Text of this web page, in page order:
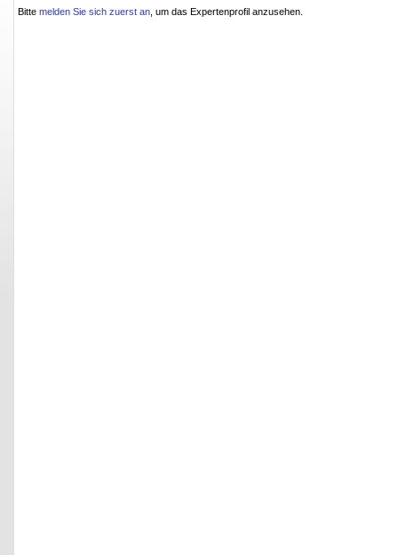
Bitte melden Sie sich zuerst an , um das Expertenprofil anzusehen.